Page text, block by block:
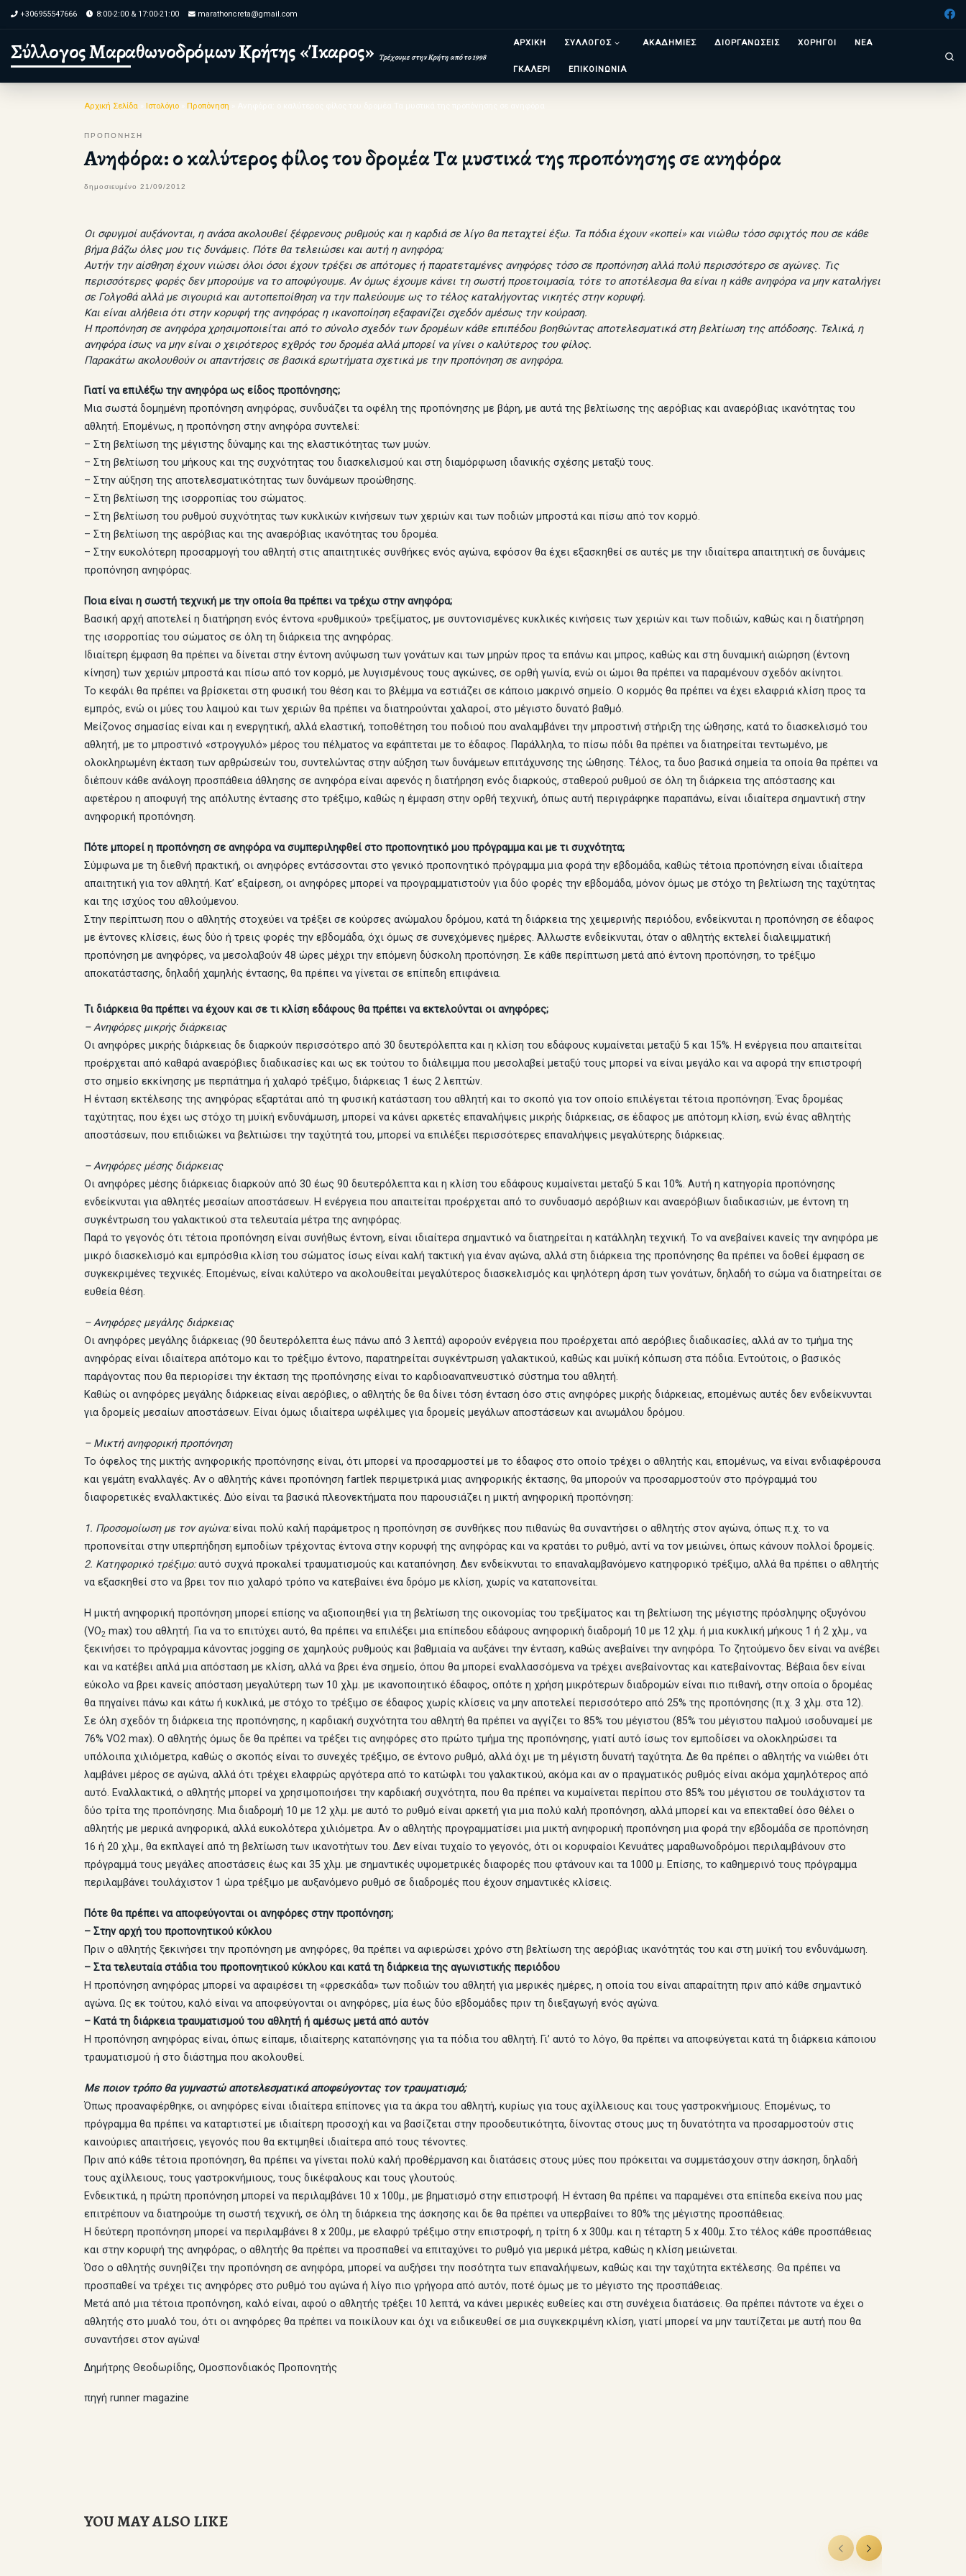
Skip to content
+306955547666 8:00-2:00 & 17:00-21:00 marathoncreta@gmail.com
Σύλλογος Μαραθωνοδρόμων Κρήτης «Ίκαρος» Τρέχουμε στην Κρήτη από το 1998
ΑΡΧΙΚΗ ΣΥΛΛΟΓΟΣ ΑΚΑΔΗΜΙΕΣ ΔΙΟΡΓΑΝΩΣΕΙΣ ΧΟΡΗΓΟΙ ΝΕΑ
ΓΚΑΛΕΡΙ ΕΠΙΚΟΙΝΩΝΙΑ
Αρχική Σελίδα Ιστολόγιο Προπόνηση
ΠΡΟΠΟΝΗΣΗ
Ανηφόρα: ο καλύτερος φίλος του δρομέα Τα μυστικά της προπόνησης σε ανηφόρα
δημοσιευμένο 21/09/2012
Οι σφυγμοί αυξάνονται, η ανάσα ακολουθεί ξέφρενους ρυθμούς και η καρδιά σε λίγο θα πεταχτεί έξω. Τα πόδια έχουν «κοπεί» και νιώθω τόσο σφιχτός που σε κάθε
βήμα βάζω όλες μου τις δυνάμεις. Πότε θα τελειώσει και αυτή η ανηφόρα;
Αυτήν την αίσθηση έχουν νιώσει όλοι όσοι έχουν τρέξει σε απότομες ή παρατεταμένες ανηφόρες τόσο σε προπόνηση αλλά πολύ περισσότερο σε αγώνες. Τις
περισσότερες φορές δεν μπορούμε να το αποφύγουμε. Αν όμως έχουμε κάνει τη σωστή προετοιμασία, τότε το αποτέλεσμα θα είναι η κάθε ανηφόρα να μην καταλήγει
σε Γολγοθά αλλά με σιγουριά και αυτοπεποίθηση να την παλεύουμε ως το τέλος καταλήγοντας νικητές στην κορυφή.
Και είναι αλήθεια ότι στην κορυφή της ανηφόρας η ικανοποίηση εξαφανίζει σχεδόν αμέσως την κούραση.
Η προπόνηση σε ανηφόρα χρησιμοποιείται από το σύνολο σχεδόν των δρομέων κάθε επιπέδου βοηθώντας αποτελεσματικά στη βελτίωση της απόδοσης. Τελικά, η
ανηφόρα ίσως να μην είναι ο χειρότερος εχθρός του δρομέα αλλά μπορεί να γίνει ο καλύτερος του φίλος.
Παρακάτω ακολουθούν οι απαντήσεις σε βασικά ερωτήματα σχετικά με την προπόνηση σε ανηφόρα.
Γιατί να επιλέξω την ανηφόρα ως είδος προπόνησης;
Μια σωστά δομημένη προπόνηση ανηφόρας, συνδυάζει τα οφέλη της προπόνησης με βάρη, με αυτά της βελτίωσης της αερόβιας και αναερόβιας ικανότητας του
αθλητή. Επομένως, η προπόνηση στην ανηφόρα συντελεί:
– Στη βελτίωση της μέγιστης δύναμης και της ελαστικότητας των μυών.
– Στη βελτίωση του μήκους και της συχνότητας του διασκελισμού και στη διαμόρφωση ιδανικής σχέσης μεταξύ τους.
– Στην αύξηση της αποτελεσματικότητας των δυνάμεων προώθησης.
– Στη βελτίωση της ισορροπίας του σώματος.
– Στη βελτίωση του ρυθμού συχνότητας των κυκλικών κινήσεων των χεριών και των ποδιών μπροστά και πίσω από τον κορμό.
– Στη βελτίωση της αερόβιας και της αναερόβιας ικανότητας του δρομέα.
– Στην ευκολότερη προσαρμογή του αθλητή στις απαιτητικές συνθήκες ενός αγώνα, εφόσον θα έχει εξασκηθεί σε αυτές με την ιδιαίτερα απαιτητική σε δυνάμεις
προπόνηση ανηφόρας.
Ποια είναι η σωστή τεχνική με την οποία θα πρέπει να τρέχω στην ανηφόρα;
Βασική αρχή αποτελεί η διατήρηση ενός έντονα «ρυθμικού» τρεξίματος, με συντονισμένες κυκλικές κινήσεις των χεριών και των ποδιών, καθώς και η διατήρηση
της ισορροπίας του σώματος σε όλη τη διάρκεια της ανηφόρας.
Ιδιαίτερη έμφαση θα πρέπει να δίνεται στην έντονη ανύψωση των γονάτων και των μηρών προς τα επάνω και μπρος, καθώς και στη δυναμική αιώρηση (έντονη
κίνηση) των χεριών μπροστά και πίσω από τον κορμό, με λυγισμένους τους αγκώνες, σε ορθή γωνία, ενώ οι ώμοι θα πρέπει να παραμένουν σχεδόν ακίνητοι.
Το κεφάλι θα πρέπει να βρίσκεται στη φυσική του θέση και το βλέμμα να εστιάζει σε κάποιο μακρινό σημείο. Ο κορμός θα πρέπει να έχει ελαφριά κλίση προς τα
εμπρός, ενώ οι μύες του λαιμού και των χεριών θα πρέπει να διατηρούνται χαλαροί, στο μέγιστο δυνατό βαθμό.
Μείζονος σημασίας είναι και η ενεργητική, αλλά ελαστική, τοποθέτηση του ποδιού που αναλαμβάνει την μπροστινή στήριξη της ώθησης, κατά το διασκελισμό του
αθλητή, με το μπροστινό «στρογγυλό» μέρος του πέλματος να εφάπτεται με το έδαφος. Παράλληλα, το πίσω πόδι θα πρέπει να διατηρείται τεντωμένο, με
ολοκληρωμένη έκταση των αρθρώσεών του, συντελώντας στην αύξηση των δυνάμεων επιτάχυνσης της ώθησης. Τέλος, τα δυο βασικά σημεία τα οποία θα πρέπει να
διέπουν κάθε ανάλογη προσπάθεια άθλησης σε ανηφόρα είναι αφενός η διατήρηση ενός διαρκούς, σταθερού ρυθμού σε όλη τη διάρκεια της απόστασης και
αφετέρου η αποφυγή της απόλυτης έντασης στο τρέξιμο, καθώς η έμφαση στην ορθή τεχνική, όπως αυτή περιγράφηκε παραπάνω, είναι ιδιαίτερα σημαντική στην
ανηφορική προπόνηση.
Πότε μπορεί η προπόνηση σε ανηφόρα να συμπεριληφθεί στο προπονητικό μου πρόγραμμα και με τι συχνότητα;
Σύμφωνα με τη διεθνή πρακτική, οι ανηφόρες εντάσσονται στο γενικό προπονητικό πρόγραμμα μια φορά την εβδομάδα, καθώς τέτοια προπόνηση είναι ιδιαίτερα
απαιτητική για τον αθλητή. Κατ’ εξαίρεση, οι ανηφόρες μπορεί να προγραμματιστούν για δύο φορές την εβδομάδα, μόνον όμως με στόχο τη βελτίωση της ταχύτητας
και της ισχύος του αθλούμενου.
Στην περίπτωση που ο αθλητής στοχεύει να τρέξει σε κούρσες ανώμαλου δρόμου, κατά τη διάρκεια της χειμερινής περιόδου, ενδείκνυται η προπόνηση σε έδαφος
με έντονες κλίσεις, έως δύο ή τρεις φορές την εβδομάδα, όχι όμως σε συνεχόμενες ημέρες. Άλλωστε ενδείκνυται, όταν ο αθλητής εκτελεί διαλειμματική
προπόνηση με ανηφόρες, να μεσολαβούν 48 ώρες μέχρι την επόμενη δύσκολη προπόνηση. Σε κάθε περίπτωση μετά από έντονη προπόνηση, το τρέξιμο
αποκατάστασης, δηλαδή χαμηλής έντασης, θα πρέπει να γίνεται σε επίπεδη επιφάνεια.
Τι διάρκεια θα πρέπει να έχουν και σε τι κλίση εδάφους θα πρέπει να εκτελούνται οι ανηφόρες;
– Ανηφόρες μικρής διάρκειας
Οι ανηφόρες μικρής διάρκειας δε διαρκούν περισσότερο από 30 δευτερόλεπτα και η κλίση του εδάφους κυμαίνεται μεταξύ 5 και 15%. Η ενέργεια που απαιτείται
προέρχεται από καθαρά αναερόβιες διαδικασίες και ως εκ τούτου το διάλειμμα που μεσολαβεί μεταξύ τους μπορεί να είναι μεγάλο και να αφορά την επιστροφή
στο σημείο εκκίνησης με περπάτημα ή χαλαρό τρέξιμο, διάρκειας 1 έως 2 λεπτών.
Η ένταση εκτέλεσης της ανηφόρας εξαρτάται από τη φυσική κατάσταση του αθλητή και το σκοπό για τον οποίο επιλέγεται τέτοια προπόνηση. Ένας δρομέας
ταχύτητας, που έχει ως στόχο τη μυϊκή ενδυνάμωση, μπορεί να κάνει αρκετές επαναλήψεις μικρής διάρκειας, σε έδαφος με απότομη κλίση, ενώ ένας αθλητής
αποστάσεων, που επιδιώκει να βελτιώσει την ταχύτητά του, μπορεί να επιλέξει περισσότερες επαναλήψεις μεγαλύτερης διάρκειας.
– Ανηφόρες μέσης διάρκειας
Οι ανηφόρες μέσης διάρκειας διαρκούν από 30 έως 90 δευτερόλεπτα και η κλίση του εδάφους κυμαίνεται μεταξύ 5 και 10%. Αυτή η κατηγορία προπόνησης
ενδείκνυται για αθλητές μεσαίων αποστάσεων. Η ενέργεια που απαιτείται προέρχεται από το συνδυασμό αερόβιων και αναερόβιων διαδικασιών, με έντονη τη
συγκέντρωση του γαλακτικού στα τελευταία μέτρα της ανηφόρας.
Παρά το γεγονός ότι τέτοια προπόνηση είναι συνήθως έντονη, είναι ιδιαίτερα σημαντικό να διατηρείται η κατάλληλη τεχνική. Το να ανεβαίνει κανείς την ανηφόρα με
μικρό διασκελισμό και εμπρόσθια κλίση του σώματος ίσως είναι καλή τακτική για έναν αγώνα, αλλά στη διάρκεια της προπόνησης θα πρέπει να δοθεί έμφαση σε
συγκεκριμένες τεχνικές. Επομένως, είναι καλύτερο να ακολουθείται μεγαλύτερος διασκελισμός και ψηλότερη άρση των γονάτων, δηλαδή το σώμα να διατηρείται σε
ευθεία θέση.
– Ανηφόρες μεγάλης διάρκειας
Οι ανηφόρες μεγάλης διάρκειας (90 δευτερόλεπτα έως πάνω από 3 λεπτά) αφορούν ενέργεια που προέρχεται από αερόβιες διαδικασίες, αλλά αν το τμήμα της
ανηφόρας είναι ιδιαίτερα απότομο και το τρέξιμο έντονο, παρατηρείται συγκέντρωση γαλακτικού, καθώς και μυϊκή κόπωση στα πόδια. Εντούτοις, ο βασικός
παράγοντας που θα περιορίσει την έκταση της προπόνησης είναι το καρδιοαναπνευστικό σύστημα του αθλητή.
Καθώς οι ανηφόρες μεγάλης διάρκειας είναι αερόβιες, ο αθλητής δε θα δίνει τόση ένταση όσο στις ανηφόρες μικρής διάρκειας, επομένως αυτές δεν ενδείκνυνται
για δρομείς μεσαίων αποστάσεων. Είναι όμως ιδιαίτερα ωφέλιμες για δρομείς μεγάλων αποστάσεων και ανωμάλου δρόμου.
– Μικτή ανηφορική προπόνηση
Το όφελος της μικτής ανηφορικής προπόνησης είναι, ότι μπορεί να προσαρμοστεί με το έδαφος στο οποίο τρέχει ο αθλητής και, επομένως, να είναι ενδιαφέρουσα
και γεμάτη εναλλαγές. Αν ο αθλητής κάνει προπόνηση fartlek περιμετρικά μιας ανηφορικής έκτασης, θα μπορούν να προσαρμοστούν στο πρόγραμμά του
διαφορετικές εναλλακτικές. Δύο είναι τα βασικά πλεονεκτήματα που παρουσιάζει η μικτή ανηφορική προπόνηση:
1. Προσομοίωση με τον αγώνα:είναι πολύ καλή παράμετρος η προπόνηση σε συνθήκες που πιθανώς θα συναντήσει ο αθλητής στον αγώνα, όπως π.χ. το να
προπονείται στην υπερπήδηση εμποδίων τρέχοντας έντονα στην κορυφή της ανηφόρας και να κρατάει το ρυθμό, αντί να τον μειώνει, όπως κάνουν πολλοί δρομείς.
2. Κατηφορικό τρέξιμο:αυτό συχνά προκαλεί τραυματισμούς και καταπόνηση. Δεν ενδείκνυται το επαναλαμβανόμενο κατηφορικό τρέξιμο, αλλά θα πρέπει ο αθλητής
να εξασκηθεί στο να βρει τον πιο χαλαρό τρόπο να κατεβαίνει ένα δρόμο με κλίση, χωρίς να καταπονείται.
Η μικτή ανηφορική προπόνηση μπορεί επίσης να αξιοποιηθεί για τη βελτίωση της οικονομίας του τρεξίματος και τη βελτίωση της μέγιστης πρόσληψης οξυγόνου
(VO2 max) του αθλητή. Για να το επιτύχει αυτό, θα πρέπει να επιλέξει μια επίπεδου εδάφους ανηφορική διαδρομή 10 με 12 χλμ. ή μια κυκλική μήκους 1 ή 2 χλμ., να
ξεκινήσει το πρόγραμμα κάνοντας jogging σε χαμηλούς ρυθμούς και βαθμιαία να αυξάνει την ένταση, καθώς ανεβαίνει την ανηφόρα. Το ζητούμενο δεν είναι να ανέβει
και να κατέβει απλά μια απόσταση με κλίση, αλλά να βρει ένα σημείο, όπου θα μπορεί εναλλασσόμενα να τρέχει ανεβαίνοντας και κατεβαίνοντας. Βέβαια δεν είναι
εύκολο να βρει κανείς απόσταση μεγαλύτερη των 10 χλμ. με ικανοποιητικό έδαφος, οπότε η χρήση μικρότερων διαδρομών είναι πιο πιθανή, στην οποία ο δρομέας
θα πηγαίνει πάνω και κάτω ή κυκλικά, με στόχο το τρέξιμο σε έδαφος χωρίς κλίσεις να μην αποτελεί περισσότερο από 25% της προπόνησης (π.χ. 3 χλμ. στα 12).
Σε όλη σχεδόν τη διάρκεια της προπόνησης, η καρδιακή συχνότητα του αθλητή θα πρέπει να αγγίζει το 85% του μέγιστου (85% του μέγιστου παλμού ισοδυναμεί με
76% VO2 max). Ο αθλητής όμως δε θα πρέπει να τρέξει τις ανηφόρες στο πρώτο τμήμα της προπόνησης, γιατί αυτό ίσως τον εμποδίσει να ολοκληρώσει τα
υπόλοιπα χιλιόμετρα, καθώς ο σκοπός είναι το συνεχές τρέξιμο, σε έντονο ρυθμό, αλλά όχι με τη μέγιστη δυνατή ταχύτητα. Δε θα πρέπει ο αθλητής να νιώθει ότι
λαμβάνει μέρος σε αγώνα, αλλά ότι τρέχει ελαφρώς αργότερα από το κατώφλι του γαλακτικού, ακόμα και αν ο πραγματικός ρυθμός είναι ακόμα χαμηλότερος από
αυτό. Εναλλακτικά, ο αθλητής μπορεί να χρησιμοποιήσει την καρδιακή συχνότητα, που θα πρέπει να κυμαίνεται περίπου στο 85% του μέγιστου σε τουλάχιστον τα
δύο τρίτα της προπόνησης. Μια διαδρομή 10 με 12 χλμ. με αυτό το ρυθμό είναι αρκετή για μια πολύ καλή προπόνηση, αλλά μπορεί και να επεκταθεί όσο θέλει ο
αθλητής με μερικά ανηφορικά, αλλά ευκολότερα χιλιόμετρα. Αν ο αθλητής προγραμματίσει μια μικτή ανηφορική προπόνηση μια φορά την εβδομάδα σε προπόνηση
16 ή 20 χλμ., θα εκπλαγεί από τη βελτίωση των ικανοτήτων του. Δεν είναι τυχαίο το γεγονός, ότι οι κορυφαίοι Κενυάτες μαραθωνοδρόμοι περιλαμβάνουν στο
πρόγραμμά τους μεγάλες αποστάσεις έως και 35 χλμ. με σημαντικές υψομετρικές διαφορές που φτάνουν και τα 1000 μ. Επίσης, το καθημερινό τους πρόγραμμα
περιλαμβάνει τουλάχιστον 1 ώρα τρέξιμο με αυξανόμενο ρυθμό σε διαδρομές που έχουν σημαντικές κλίσεις.
Πότε θα πρέπει να αποφεύγονται οι ανηφόρες στην προπόνηση;
– Στην αρχή του προπονητικού κύκλου
Πριν ο αθλητής ξεκινήσει την προπόνηση με ανηφόρες, θα πρέπει να αφιερώσει χρόνο στη βελτίωση της αερόβιας ικανότητάς του και στη μυϊκή του ενδυνάμωση.
– Στα τελευταία στάδια του προπονητικού κύκλου και κατά τη διάρκεια της αγωνιστικής περιόδου
Η προπόνηση ανηφόρας μπορεί να αφαιρέσει τη «φρεσκάδα» των ποδιών του αθλητή για μερικές ημέρες, η οποία του είναι απαραίτητη πριν από κάθε σημαντικό
αγώνα. Ως εκ τούτου, καλό είναι να αποφεύγονται οι ανηφόρες, μία έως δύο εβδομάδες πριν τη διεξαγωγή ενός αγώνα.
– Κατά τη διάρκεια τραυματισμού του αθλητή ή αμέσως μετά από αυτόν
Η προπόνηση ανηφόρας είναι, όπως είπαμε, ιδιαίτερης καταπόνησης για τα πόδια του αθλητή. Γι’ αυτό το λόγο, θα πρέπει να αποφεύγεται κατά τη διάρκεια κάποιου
τραυματισμού ή στο διάστημα που ακολουθεί.
Με ποιον τρόπο θα γυμναστώ αποτελεσματικά αποφεύγοντας τον τραυματισμό;
Όπως προαναφέρθηκε, οι ανηφόρες είναι ιδιαίτερα επίπονες για τα άκρα του αθλητή, κυρίως για τους αχίλλειους και τους γαστροκνήμιους. Επομένως, το
πρόγραμμα θα πρέπει να καταρτιστεί με ιδιαίτερη προσοχή και να βασίζεται στην προοδευτικότητα, δίνοντας στους μυς τη δυνατότητα να προσαρμοστούν στις
καινούριες απαιτήσεις, γεγονός που θα εκτιμηθεί ιδιαίτερα από τους τένοντες.
Πριν από κάθε τέτοια προπόνηση, θα πρέπει να γίνεται πολύ καλή προθέρμανση και διατάσεις στους μύες που πρόκειται να συμμετάσχουν στην άσκηση, δηλαδή
τους αχίλλειους, τους γαστροκνήμιους, τους δικέφαλους και τους γλουτούς.
Ενδεικτικά, η πρώτη προπόνηση μπορεί να περιλαμβάνει 10 x 100μ., με βηματισμό στην επιστροφή. Η ένταση θα πρέπει να παραμένει στα επίπεδα εκείνα που μας
επιτρέπουν να διατηρούμε τη σωστή τεχνική, σε όλη τη διάρκεια της άσκησης και δε θα πρέπει να υπερβαίνει το 80% της μέγιστης προσπάθειας.
Η δεύτερη προπόνηση μπορεί να περιλαμβάνει 8 x 200μ., με ελαφρύ τρέξιμο στην επιστροφή, η τρίτη 6 x 300μ. και η τέταρτη 5 x 400μ. Στο τέλος κάθε προσπάθειας
και στην κορυφή της ανηφόρας, ο αθλητής θα πρέπει να προσπαθεί να επιταχύνει το ρυθμό για μερικά μέτρα, καθώς η κλίση μειώνεται.
Όσο ο αθλητής συνηθίζει την προπόνηση σε ανηφόρα, μπορεί να αυξήσει την ποσότητα των επαναλήψεων, καθώς και την ταχύτητα εκτέλεσης. Θα πρέπει να
προσπαθεί να τρέχει τις ανηφόρες στο ρυθμό του αγώνα ή λίγο πιο γρήγορα από αυτόν, ποτέ όμως με το μέγιστο της προσπάθειας.
Μετά από μια τέτοια προπόνηση, καλό είναι, αφού ο αθλητής τρέξει 10 λεπτά, να κάνει μερικές ευθείες και στη συνέχεια διατάσεις. Θα πρέπει πάντοτε να έχει ο
αθλητής στο μυαλό του, ότι οι ανηφόρες θα πρέπει να ποικίλουν και όχι να ειδικευθεί σε μια συγκεκριμένη κλίση, γιατί μπορεί να μην ταυτίζεται με αυτή που θα
συναντήσει στον αγώνα!
Δημήτρης Θεοδωρίδης, Ομοσπονδιακός Προπονητής
πηγή runner magazine
YOU MAY ALSO LIKE